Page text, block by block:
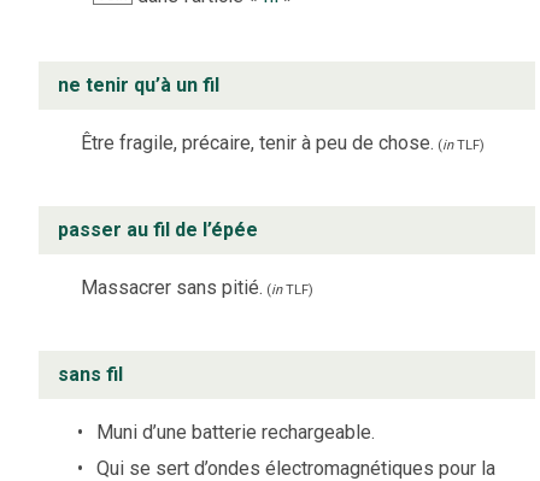
ne tenir qu’à un fil
Être fragile, précaire, tenir à peu de chose. (inTLF)
passer au fil de l’épée
Massacrer sans pitié. (inTLF)
sans fil
Muni d’une batterie rechargeable.
Qui se sert d’ondes électromagnétiques pour la